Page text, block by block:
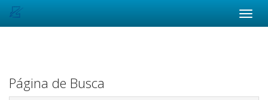
Página de Busca